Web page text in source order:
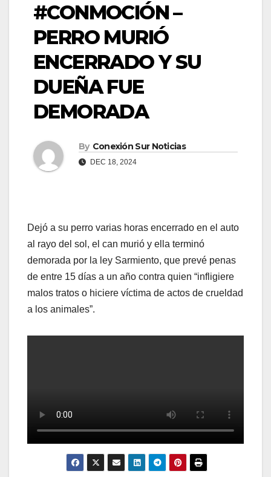
#CONMOCIÓN –
PERRO MURIÓ
ENCERRADO Y SU
DUEÑA FUE
DEMORADA
By Conexión Sur Noticias
DEC 18, 2024
Dejó a su perro varias horas encerrado en el auto
al rayo del sol, el can murió y ella terminó
demorada por la ley Sarmiento, que prevé penas
de entre 15 días a un año contra quien “infligiere
malos tratos o hiciere víctima de actos de crueldad
a los animales”.